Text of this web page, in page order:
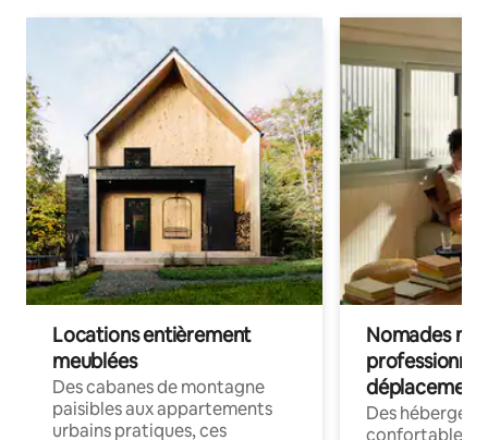
Locations entièrement
meublées
Des cabanes de montagne
paisibles aux appartements
urbains pratiques, ces
Nomades
déplacement
Des
confortables